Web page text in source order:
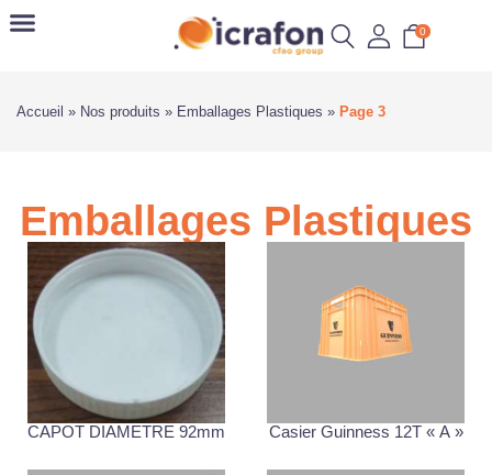
0
Accueil » Nos produits » Emballages Plastiques » Page 3
Emballages Plastiques
CAPOT DIAMETRE 92mm Casier Guinness 12T « A »